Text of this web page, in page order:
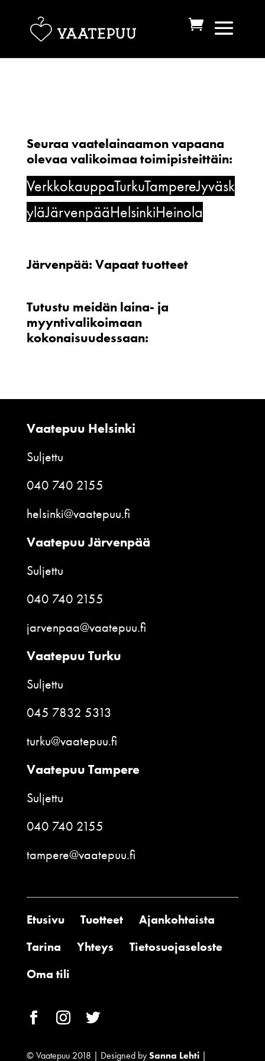
Seuraa vaatelainaamon vapaana
olevaa valikoimaa toimipisteittäin:
VerkkokauppaTurkuTampereJyväsk
yläJärvenpääHelsinkiHeinola
Järvenpää: Vapaat tuotteet
Tutustu meidän laina- ja
myyntivalikoimaan
kokonaisuudessaan:
Vaatepuu Helsinki
Suljettu
040 740 2155
helsinki@vaatepuu.fi
Vaatepuu Järvenpää
Suljettu
040 740 2155
jarvenpaa@vaatepuu.fi
Vaatepuu Turku
Suljettu
045 7832 5313
turku@vaatepuu.fi
Vaatepuu Tampere
Suljettu
040 740 2155
tampere@vaatepuu.fi
Etusivu Tuotteet
Ajankohtaista
Tarina
Yhteys
Tietosuojaseloste
Oma tili
© Vaatepuu 2018 | Designed bySanna Lehti|